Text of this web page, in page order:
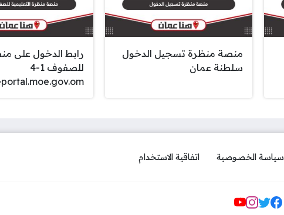
منصة منظرة تسجيل الدخول
سلطنة عمان
رابط الدخول على
للصفوف 1-4
سياسة الخصوصية اتفاقية الاستخدام
مواقع التواصل